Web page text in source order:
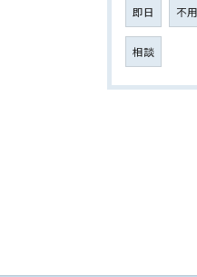
即日 不
相談